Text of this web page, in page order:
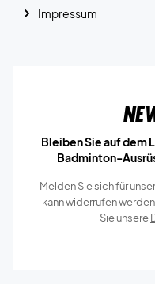
Impressum
Bleiben Sie auf dem
Badminton-
Melden Sie sich für
kann widerrufen
Sie unsere